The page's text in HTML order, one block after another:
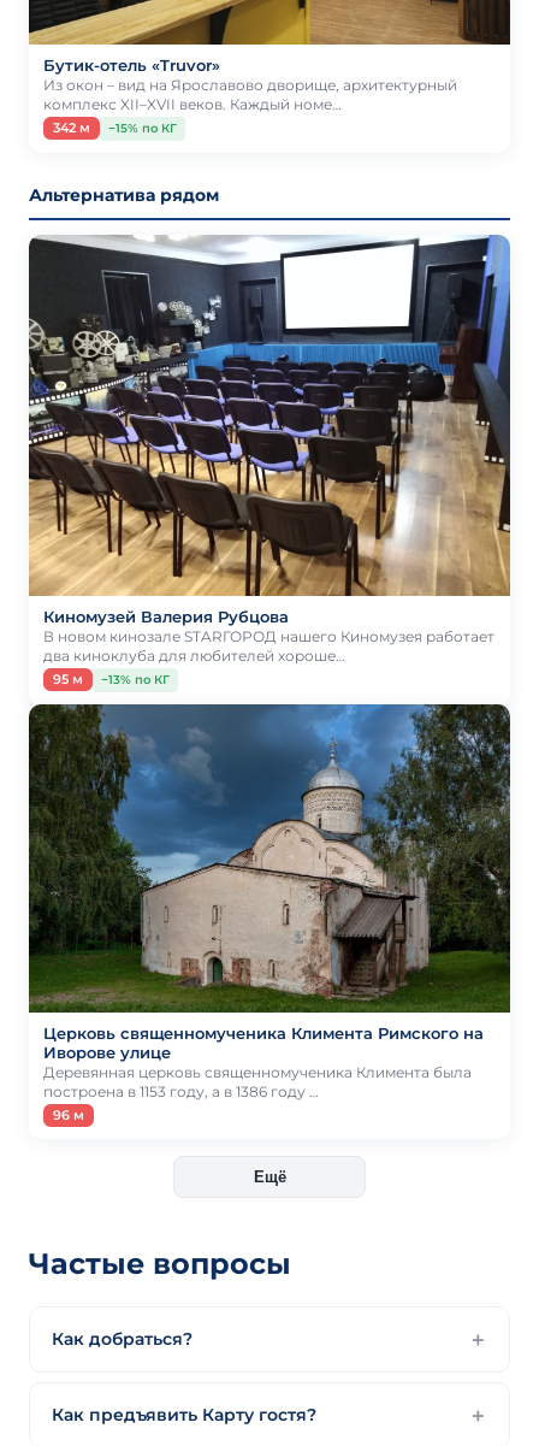
Бутик-отель «Truvor»
Из окон – вид на Ярославово дворище, архитектурный
комплекс XII–XVII веков. Каждый номе…
342 м −15% по КГ
Альтернатива рядом
Киномузей Валерия Рубцова
В новом кинозале STARГОРОД нашего Киномузея работает
два киноклуба для любителей хороше…
95 м −13% по КГ
Церковь священномученика Климента Римского на
Иворове улице
Деревянная церковь священномученика Климента была
построена в 1153 году, а в 1386 году …
96 м
Ещё
Частые вопросы
Как добраться?
Как предъявить Карту гостя?